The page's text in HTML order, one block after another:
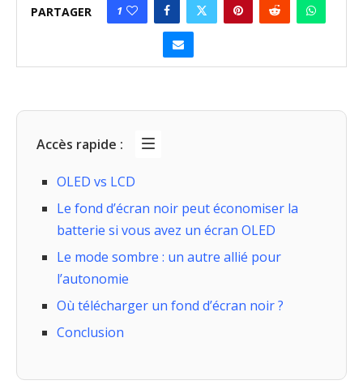
PARTAGER 1
Accès rapide :
OLED vs LCD
Le fond d’écran noir peut économiser la
batterie si vous avez un écran OLED
Le mode sombre : un autre allié pour
l’autonomie
Où télécharger un fond d’écran noir ?
Conclusion